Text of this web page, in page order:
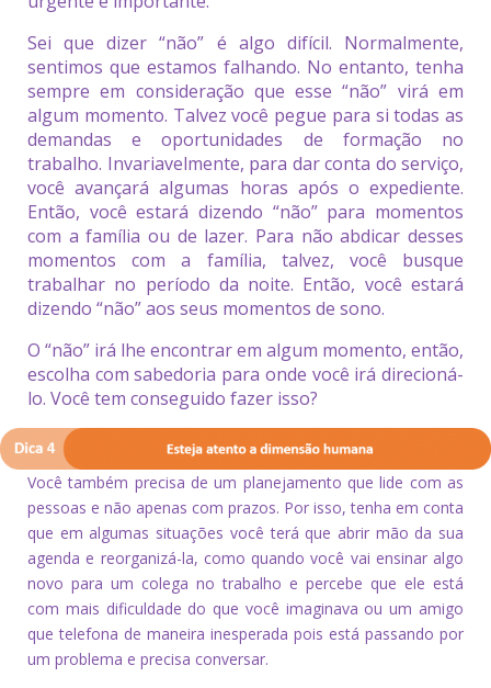
Sei que dizer “não” é algo difícil. Normalmente,
sentimos que estamos falhando. No entanto, tenha
sempre em consideração que esse “não” virá em
algum momento. Talvez você pegue para si todas as
demandas e oportunidades de formação no
trabalho. Invariavelmente, para dar conta do serviço,
você avançará algumas horas após o expediente.
Então, você estará dizendo “não” para momentos
com a família ou de lazer. Para não abdicar desses
momentos com a família, talvez, você busque
trabalhar no período da noite. Então, você estará
dizendo “não” aos seus momentos de sono.
O “não” irá lhe encontrar em algum momento, então,
escolha com sabedoria para onde você irá direcioná-
lo. Você tem conseguido fazer isso?
Você também precisa de um planejamento que lide com as
pessoas e não apenas com prazos. Por isso, tenha em conta
que em algumas situações você terá que abrir mão da sua
agenda e reorganizá-la, como quando você vai ensinar algo
novo para um colega no trabalho e percebe que ele está
com mais dificuldade do que você imaginava ou um amigo
que telefona de maneira inesperada pois está passando por
um problema e precisa conversar.